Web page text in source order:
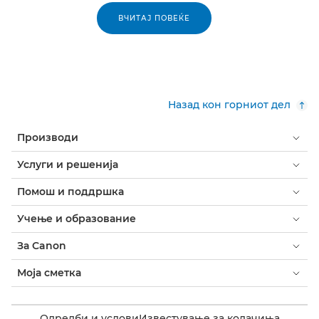
ВЧИТАЈ ПОВЕЌЕ
Назад кон горниот дел
Производи
Услуги и решенија
Помош и поддршка
Учење и образование
За Canon
Моја сметка